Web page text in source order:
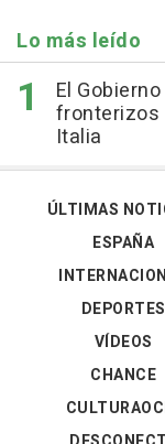
Lo más leído
El
fronterizos
Italia
ÚLTIMAS
ESPAÑA
DEPORTES
VÍDEOS
CHANCE